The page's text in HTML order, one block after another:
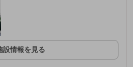
設情報を見る